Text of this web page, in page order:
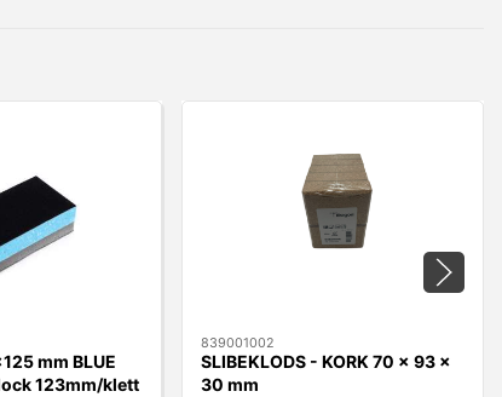
mm BLUE
123mm/klett
839001002
SLIBEKLODS - KORK 70 x 93 x
30 mm